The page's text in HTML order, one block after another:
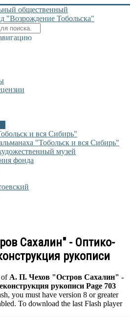
и вся Сибирь"
"Тобольск и вся Сибирь"
музей
фонда
Сахалин" - Оптико-
рукописи
of А. П. Чехов "Остров Сахалин" -
рукописи Page 703
you must have version 8 or greater
To download the last Flash player